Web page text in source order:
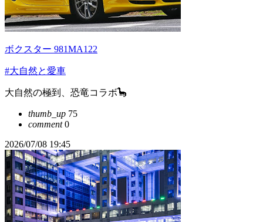
ボクスター 981MA122
#大自然と愛車
大自然の極到、恐竜コラボ🦕
thumb_up 75
comment0
2026/07/08 19:45